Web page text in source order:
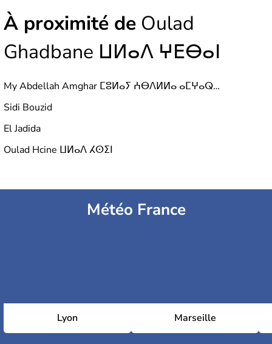
À proximité de Oulad
Ghadbane ⵡⵍⴰⴷ ⵖⴹⴱⴰⵏ
My Abdellah Amghar ⵎⵓⵍⴰⵢ ⵄⴱⴷⵍⵍⴰ ⴰⵎⵖⴰⵕ مولاي عبد الله أمغار
Sidi Bouzid
El Jadida
Oulad Hcine ⵡⵍⴰⴷ ⵃⵙⵉⵏ
Météo France
Lyon Marseille